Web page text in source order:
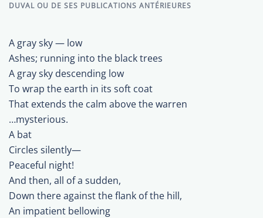
DUVAL OU DE SES PUBLICATIONS ANTÉRIEURES
A gray sky — low
Ashes; running into the black trees
A gray sky descending low
To wrap the earth in its soft coat
That extends the calm above the warren
…mysterious.
A bat
Circles silently—
Peaceful night!
And then, all of a sudden,
Down there against the flank of the hill,
An impatient bellowing